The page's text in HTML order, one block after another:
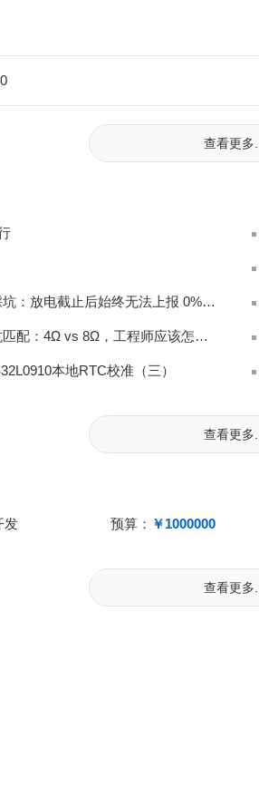
查看更多
新国标充电宝电量计踩坑：放电截止后始终无法上报 0% 电量完整排查
显示器内置扬声器阻抗匹配：4Ω vs 8Ω，工程师应该怎么选？
本地RTC校准（三）
查看更多
发 预算： ￥1000000
查看更多